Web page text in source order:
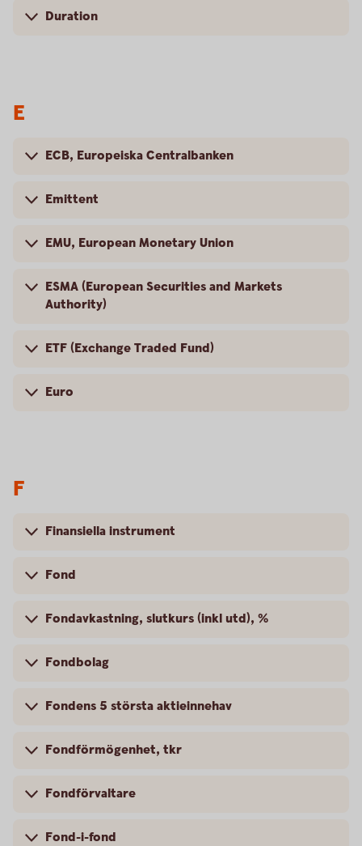
Duration
E
ECB, Europeiska Centralbanken
Emittent
EMU, European Monetary Union
ESMA (European Securities and Markets
Authority)
ETF (Exchange Traded Fund)
Euro
F
Finansiella instrument
Fond
Fondavkastning, slutkurs (inkl utd), %
Fondbolag
Fondens 5 största aktieinnehav
Fondförmögenhet, tkr
Fondförvaltare
Fond-i-fond